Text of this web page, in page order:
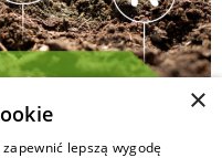
×
lepszą wygodę